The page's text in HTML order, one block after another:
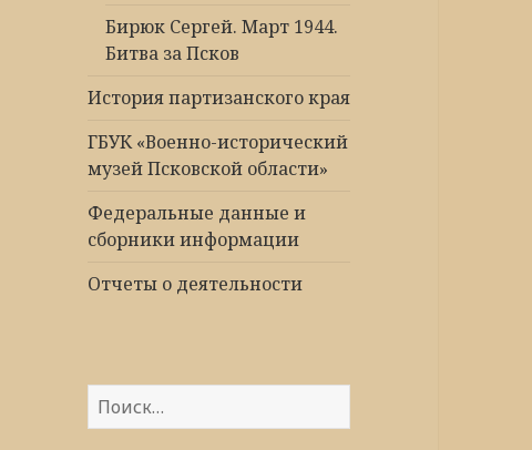
Бирюк Сергей. Март 1944.
Битва за Псков
История партизанского края
ГБУК «Военно-исторический
музей Псковской области»
Федеральные данные и
сборники информации
Отчеты о деятельности
Найти: